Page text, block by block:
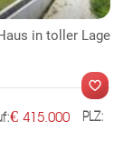
in toller Lage
€ 415.000 PLZ: